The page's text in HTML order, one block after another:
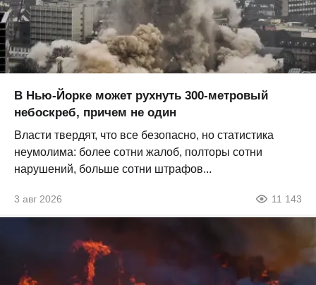
В Нью-Йорке может рухнуть 300-метровый
небоскреб, причем не один
Власти твердят, что все безопасно, но статистика
неумолима: более сотни жалоб, полторы сотни
нарушений, больше сотни штрафов...
3 авг 2026 11 143